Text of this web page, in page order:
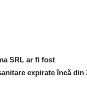
SRL ar fi fost
expirate încă din